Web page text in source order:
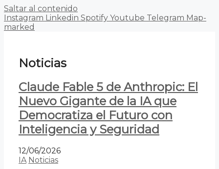
Saltar al contenido
Instagram Linkedin Spotify Youtube Telegram Map-
marked
Noticias
Claude Fable 5 de Anthropic: El
Nuevo Gigante de la IA que
Democratiza el Futuro con
Inteligencia y Seguridad
12/06/2026
IA Noticias